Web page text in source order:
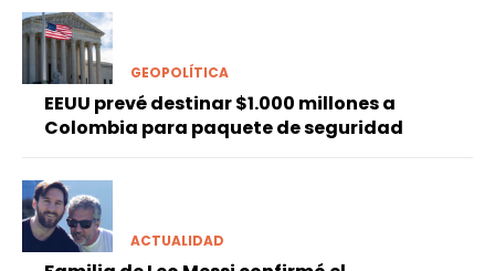
GEOPOLÍTICA
EEUU prevé destinar $1.000 millones a
Colombia para paquete de seguridad
ACTUALIDAD